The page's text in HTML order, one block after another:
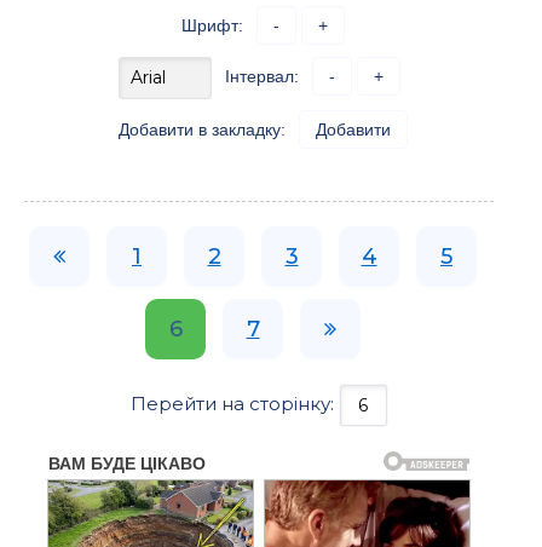
Шрифт: - +
Інтервал: - +
Добавити в закладку: Добавити
1 2 3 4 5
6 7
Перейти на сторінку: